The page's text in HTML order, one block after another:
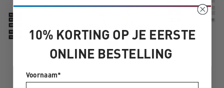
10% KORTING OP JE EERSTE
ONLINE BESTELLING
Voornaam*